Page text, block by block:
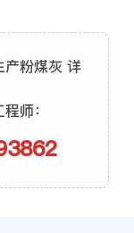
产粉煤灰 详
师：